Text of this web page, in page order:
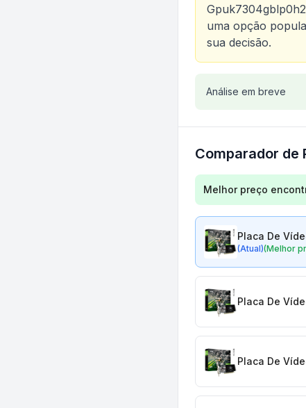
Gpuk7304gblp0h2
uma opção
sua decisão.
Análise do produto
Análise em breve
Comparador de
Comparação de
Melhor preço
Placa De
(Atual)(Melhor
Placa De
Placa De